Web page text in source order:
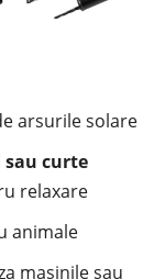
arsurile solare
sau curte
relaxare
animale
masinile sau